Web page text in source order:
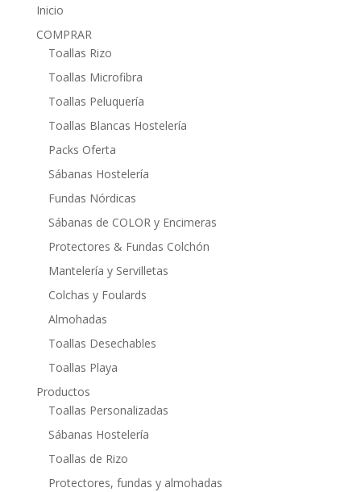
Inicio
COMPRAR
Toallas Rizo
Toallas Microfibra
Toallas Peluquería
Toallas Blancas Hostelería
Packs Oferta
Sábanas Hostelería
Fundas Nórdicas
Sábanas de COLOR y Encimeras
Protectores & Fundas Colchón
Mantelería y Servilletas
Colchas y Foulards
Almohadas
Toallas Desechables
Toallas Playa
Productos
Toallas Personalizadas
Sábanas Hostelería
Toallas de Rizo
Protectores, fundas y almohadas